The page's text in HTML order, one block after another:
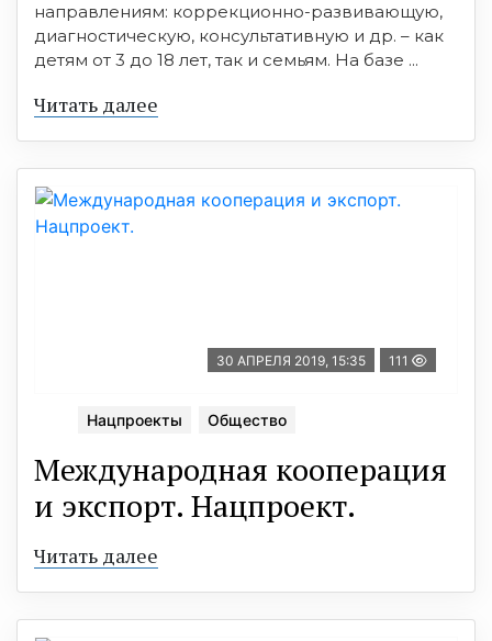
направлениям: коррекционно-развивающую,
диагностическую, консультативную и др. – как
детям от 3 до 18 лет, так и семьям. На базе ...
Читать далее
30 АПРЕЛЯ 2019, 15:35 111
Нацпроекты Общество
Международная кооперация
и экспорт. Нацпроект.
Читать далее